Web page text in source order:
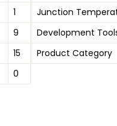
1
9
15
0
Junction
Development
Product Category